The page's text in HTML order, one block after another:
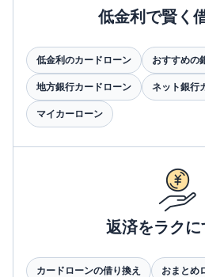
低金利で賢く
低金利のカードローン おすすめの
地方銀行カードローン ネット銀行
マイカーローン
返済をラクに
カードローンの借り換え おまとめ